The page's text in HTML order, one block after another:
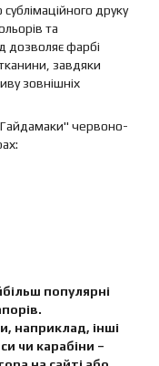
друку
та
дозволяє фарбі
завдяки
зовнішніх
червоно-
популярні
наприклад, інші
чи карабіни –